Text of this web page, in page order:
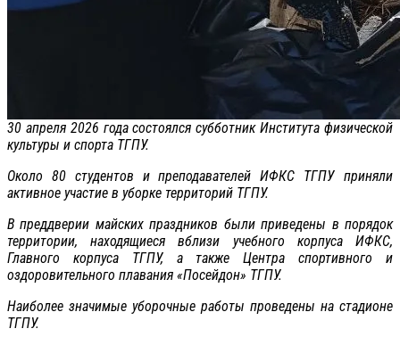
30 апреля 2026 года состоялся субботник Института физической
культуры и спорта ТГПУ.
Около 80 студентов и преподавателей ИФКС ТГПУ приняли
активное участие в уборке территорий ТГПУ.
В преддверии майских праздников были приведены в порядок
территории, находящиеся вблизи учебного корпуса ИФКС,
Главного корпуса ТГПУ, а также Центра спортивного и
оздоровительного плавания «Посейдон» ТГПУ.
Наиболее значимые уборочные работы проведены на стадионе
ТГПУ.